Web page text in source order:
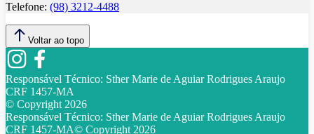
Telefone: (98) 3212-4488
Voltar ao topo
Responsável Técnico: Sther Marie de Aguiar Rodrigues Araujo
CRF 1457-MA
© Copyright2026
Responsável Técnico: Sther Marie de Aguiar Rodrigues Araujo
CRF 1457-MA© Copyright2026